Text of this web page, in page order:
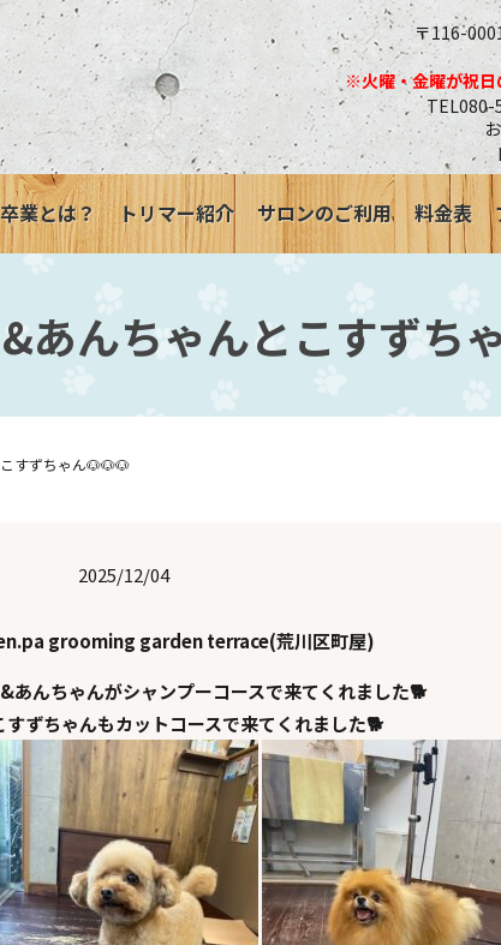
〒116-
※火曜・金曜が祝日
TEL080-
業とは？ トリマー紹介 サロンのご利用 料金表
あんちゃんとこすずち
すずちゃん🐶🐶🐶
2025/12/04
grooming garden terrace(荒川区町屋)
あんちゃんがシャンプーコースで来てくれました🐕
すずちゃんもカットコースで来てくれました🐕